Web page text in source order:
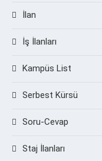
İlan
İş İlanları
Kampüs List
Serbest Kürsü
Soru-Cevap
Staj İlanları